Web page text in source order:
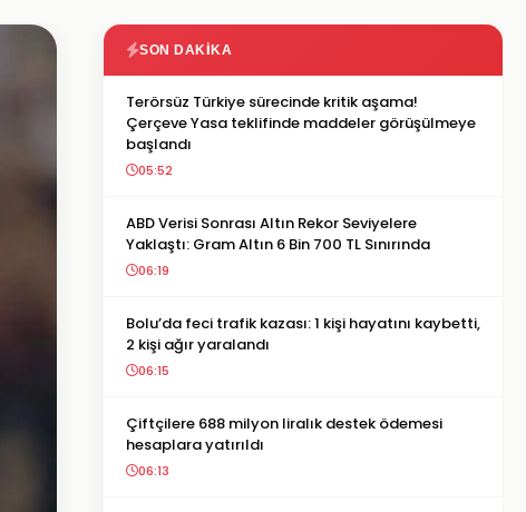
SON DAKIKA
Terörsüz Türkiye sürecinde kritik aşama!
Çerçeve Yasa teklifinde maddeler görüşülmeye
başlandı
05:52
ABD Verisi Sonrası Altın Rekor Seviyelere
Yaklaştı: Gram Altın 6 Bin 700 TL Sınırında
06:19
Bolu’da feci trafik kazası: 1 kişi hayatını kaybetti,
2 kişi ağır yaralandı
06:15
Çiftçilere 688 milyon liralık destek ödemesi
hesaplara yatırıldı
06:13